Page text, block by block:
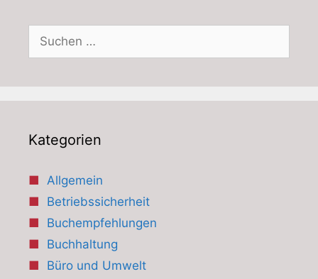
nach:
Kategorien
Allgemein
Betriebssicherheit
Buchempfehlungen
Buchhaltung
Büro und Umwelt